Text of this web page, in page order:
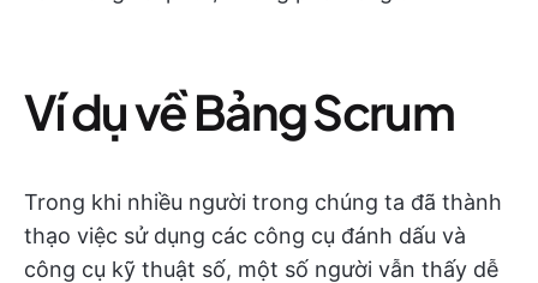
Ví dụ về Bảng Scrum
Trong khi nhiều người trong chúng ta đã thành
thạo việc sử dụng các công cụ đánh dấu và
công cụ kỹ thuật số, một số người vẫn thấy dễ